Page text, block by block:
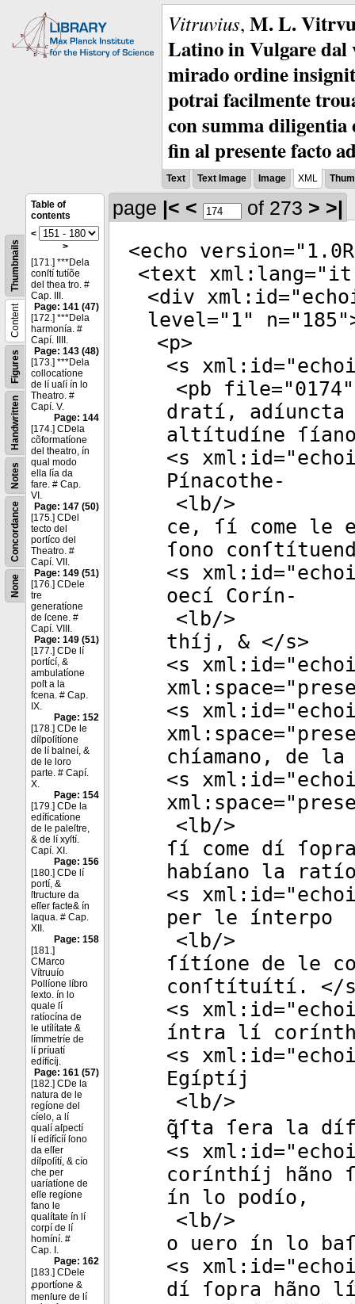
Vitruvius, M. L.
Latino in Vulgare dal
mirado ordine
potrai facilmente
con summa
fin al presente facto
Text Text Image Image XML
None
Concordance
Notes
Handwritten
Figures
Content
Thumbnails
Table of
contents
<
>
[171.] ***Dela
conſtí tutíõe
del thea tro. #
Cap. III.
Page: 141 (47)
[172.] ***Dela
harmonía. #
Capí. IIII.
Page: 143 (48)
[173.] ***Dela
collocatíone
de lí uaſí ín lo
Theatro. #
Capí. V.
Page: 144
[174.] CDela
cõformatíone
del theatro, ín
qual modo
ella ſía da
fare. # Cap.
VI.
Page: 147 (50)
[175.] CDel
tecto del
portíco del
Theatro. #
Capí. VII.
Page: 149 (51)
[176.] CDele
tre
generatíone
de ſcene. #
Capí. VIII.
Page: 149 (51)
[177.] CDe lí
portící, &
ambulatíone
poſt a la
fcena. # Cap.
IX.
Page: 152
[178.] CDe le
díſpoſítíone
de lí balneí, &
de le loro
parte. # Capí.
X.
Page: 154
[179.] CDe la
edífícatíone
de le paleſtre,
& de lí xyſtí.
Capí. XI.
Page: 156
[180.] CDe lí
portí, &
ſtructure da
eſſer facte& ín
laqua. # Cap.
XII.
Page: 158
[181.]
CMarco
Vítruuío
Pollíone líbro
ſexto. ín lo
quale ſí
ratíocína de
le utílítate &
ſímmetríe de
lí príuatí
edífícíj.
Page: 161 (57)
[182.] CDe la
natura de le
regíone del
cíelo, a lí
qualí aſpectí
lí edífícíí ſono
da eſſer
díſpoſítí, & cío
che per
uaríatíone de
eſſe regíone
fano le
qualítate ín lí
corpí de lí
homíní. #
Cap. I.
Page: 162
[183.] CDele
ꝓportíone &
menſure de lí
page |< < of 273 > >|
<echo version="
<text xml:lang=" it
<div xml:id="
level=" 1" n=" 185
<p>
<s xml:id="
<pb file="0174"
dratí,
altítudíne
<s xml:id="
Pínacothe-
<lb/>
ce, ſí come le
ſono
<s xml:id="
oecí Corín-
<lb/>
thíj, & </s>
<s xml:id="
xml:space="
<s xml:id="
xml:space="
chíamano, de
<s xml:id="
xml:space="
<lb/>
ſí come dí
habíano la
<s xml:id="
per le ínterpo
<lb/>
ſítíone de le
conſtítuítí. </
<s xml:id="
íntra lí
<s xml:id="
Egíptíj
<lb/>
ꝗ̃ſta ſera la
<s xml:id="
corínthíj hãno
ín lo podío,
<lb/>
o uero ín lo
<s xml:id="
dí ſopra